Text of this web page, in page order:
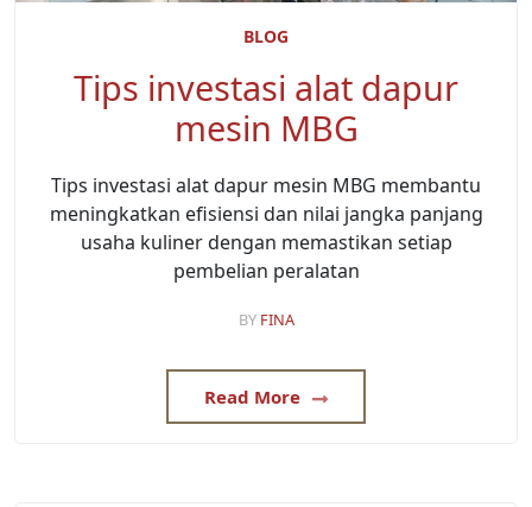
BLOG
Tips investasi alat dapur
mesin MBG
Tips investasi alat dapur mesin MBG membantu
meningkatkan efisiensi dan nilai jangka panjang
usaha kuliner dengan memastikan setiap
pembelian peralatan
BY FINA
Read More